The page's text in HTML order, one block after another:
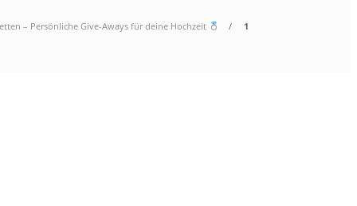
– Persönliche Give-Aways für deine Hochzeit 1